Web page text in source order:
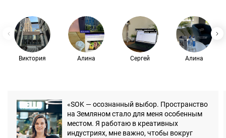
Виктория Алина Сергей Алина
«SOK — осознанный выбор. Пространство
на Земляном стало для меня особенным
местом. Я работаю в креативных
индустриях, мне важно, чтобы вокруг